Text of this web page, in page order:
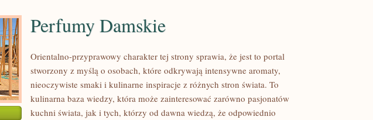
Perfumy Damskie
Orientalno-przyprawowy charakter tej strony sprawia, że jest to portal
stworzony z myślą o osobach, które odkrywają intensywne aromaty,
nieoczywiste smaki i kulinarne inspiracje z różnych stron świata. To
kulinarna baza wiedzy, która może zainteresować zarówno pasjonatów
kuchni świata, jak i tych, którzy od dawna wiedzą, że odpowiednio